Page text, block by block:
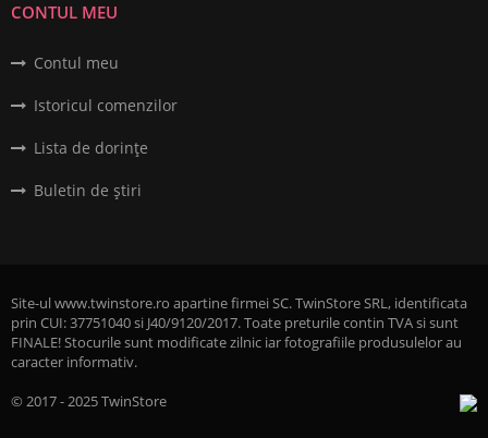
CONTUL MEU
Contul meu
Istoricul comenzilor
Lista de dorințe
Buletin de știri
Site-ul www.twinstore.ro apartine firmei SC. TwinStore SRL, identificata
prin CUI: 37751040 si J40/9120/2017. Toate preturile contin TVA si sunt
FINALE! Stocurile sunt modificate zilnic iar fotografiile produsulelor au
caracter informativ.
© 2017 - 2025 TwinStore